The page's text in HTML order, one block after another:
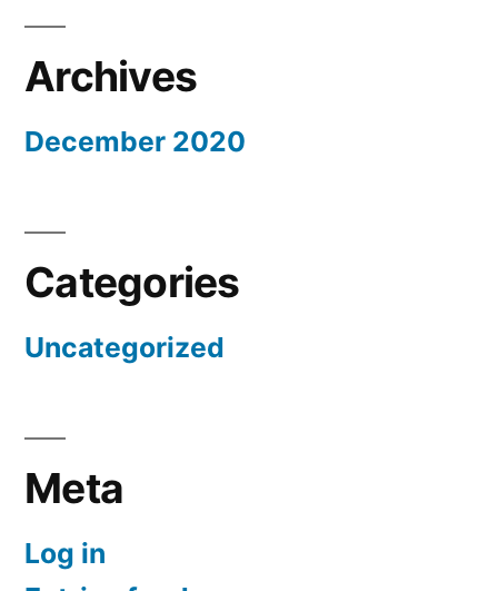
Archives
December 2020
Categories
Uncategorized
Meta
Log in